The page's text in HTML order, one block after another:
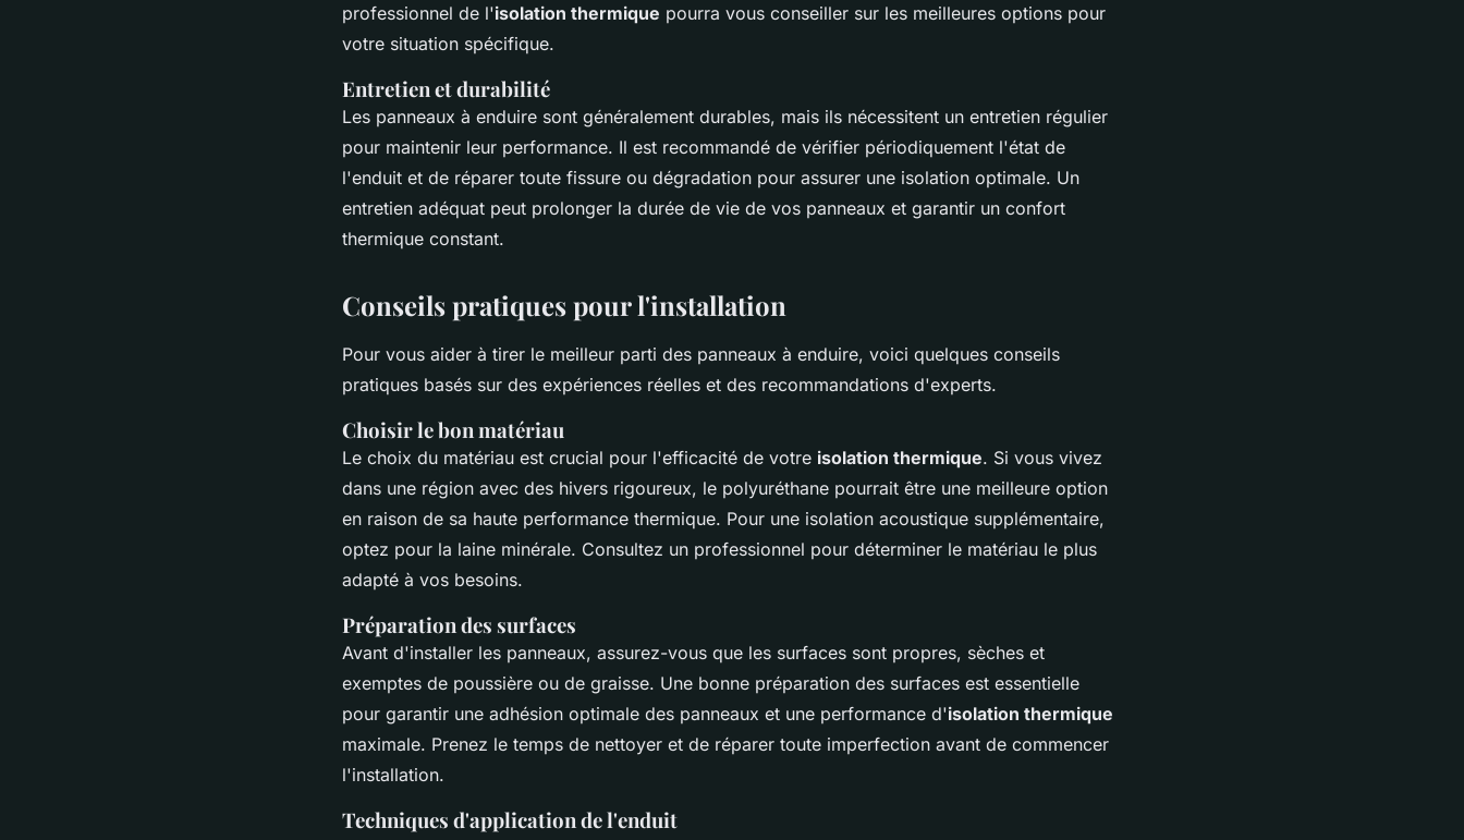
professionnel de l'isolation thermique pourra vous conseiller sur les meilleures options pour
votre situation spécifique.
Entretien et durabilité
Les panneaux à enduire sont généralement durables, mais ils nécessitent un entretien régulier
pour maintenir leur performance. Il est recommandé de vérifier périodiquement l'état de
l'enduit et de réparer toute fissure ou dégradation pour assurer une isolation optimale. Un
entretien adéquat peut prolonger la durée de vie de vos panneaux et garantir un confort
thermique constant.
Conseils pratiques pour l'installation
Pour vous aider à tirer le meilleur parti des panneaux à enduire, voici quelques conseils
pratiques basés sur des expériences réelles et des recommandations d'experts.
Choisir le bon matériau
Le choix du matériau est crucial pour l'efficacité de votre isolation thermique. Si vous vivez
dans une région avec des hivers rigoureux, le polyuréthane pourrait être une meilleure option
en raison de sa haute performance thermique. Pour une isolation acoustique supplémentaire,
optez pour la laine minérale. Consultez un professionnel pour déterminer le matériau le plus
adapté à vos besoins.
Préparation des surfaces
Avant d'installer les panneaux, assurez-vous que les surfaces sont propres, sèches et
exemptes de poussière ou de graisse. Une bonne préparation des surfaces est essentielle
pour garantir une adhésion optimale des panneaux et une performance d'isolation thermique
maximale. Prenez le temps de nettoyer et de réparer toute imperfection avant de commencer
l'installation.
Techniques d'application de l'enduit